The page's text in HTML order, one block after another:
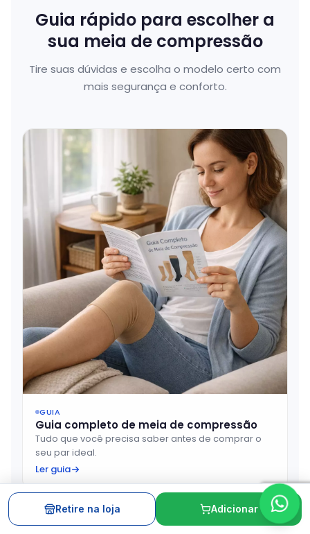
Guia rápido para escolher a
sua meia de compressão
Tire suas dúvidas e escolha o modelo certo com
mais segurança e conforto.
GUIA
Guia completo de meia de compressão
Tudo que você precisa saber antes de comprar o
seu par ideal.
Ler guia
Retire na loja Adicionar